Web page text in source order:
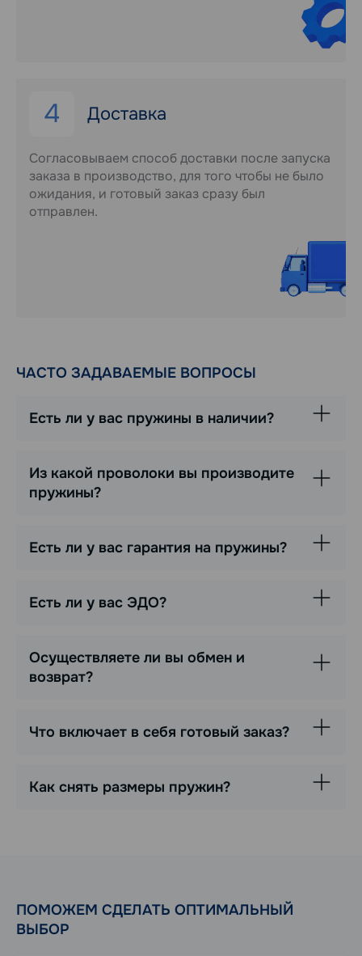
4 Доставка
Согласовываем способ доставки после запуска
заказа в производство, для того чтобы не было
ожидания, и готовый заказ сразу был
отправлен.
ЧАСТО ЗАДАВАЕМЫЕ ВОПРОСЫ
Есть ли у вас пружины в наличии?
Из какой проволоки вы производите
пружины?
Есть ли у вас гарантия на пружины?
Есть ли у вас ЭДО?
Осуществляете ли вы обмен и
возврат?
Что включает в себя готовый заказ?
Как снять размеры пружин?
ПОМОЖЕМ СДЕЛАТЬ ОПТИМАЛЬНЫЙ
ВЫБОР